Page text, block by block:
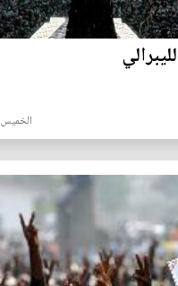
الخميس 03 آيار 2018